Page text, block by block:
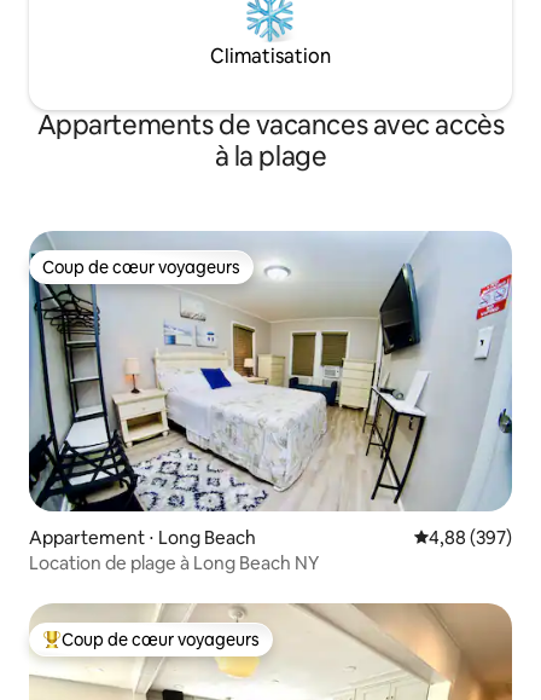
Climatisation
Appartements de vacances avec accès
à la plage
Coup de cœur voyageurs
Coup de cœur voyageurs
Appartement ⋅ Long Beach Évaluation
4,88 (397)
Location de plage à Long Beach NY
Coups de cœur voyageurs les plus appréciés
Coup de cœur voyageurs